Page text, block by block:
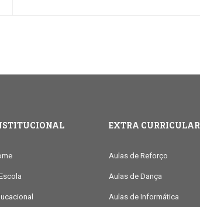
EXTRA CURRICULAR
Aulas de Reforço
Aulas de Dança
Aulas de Informática